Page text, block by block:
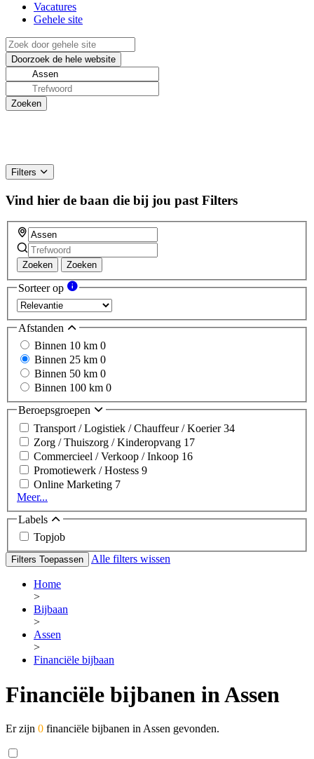
Vacatures
Gehele site
Filters
Vind hier de baan die bij jou past Filters
Zoeken Zoeken
Sorteer op
Afstanden
Binnen 10 km 0
Binnen 25 km 0
Binnen 50 km 0
Binnen 100 km 0
Beroepsgroepen
Transport / Logistiek / Chauffeur / Koerier34
Zorg / Thuiszorg / Kinderopvang 17
Commercieel / Verkoop / Inkoop 16
Promotiewerk / Hostess 9
Online Marketing 7
Meer...
Labels
Topjob
Filters Toepassen Alle filters wissen
Home
>
Bijbaan
>
Assen
>
Financiële bijbaan
Financiële bijbanen in Assen
Er zijn 0 financiële bijbanen in Assen gevonden.